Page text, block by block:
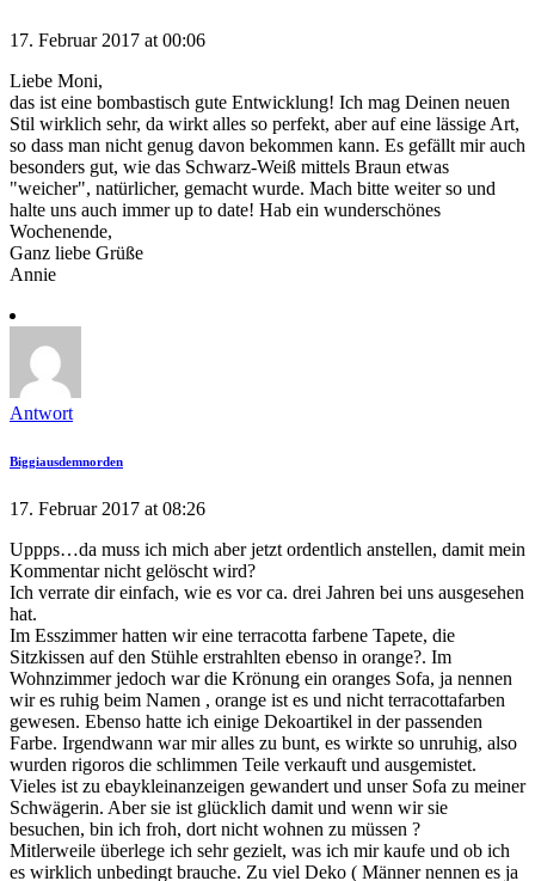
17. Februar 2017 at 00:06
Liebe Moni,
das ist eine bombastisch gute Entwicklung! Ich mag Deinen neuen
Stil wirklich sehr, da wirkt alles so perfekt, aber auf eine lässige Art,
so dass man nicht genug davon bekommen kann. Es gefällt mir auch
besonders gut, wie das Schwarz-Weiß mittels Braun etwas
"weicher", natürlicher, gemacht wurde. Mach bitte weiter so und
halte uns auch immer up to date! Hab ein wunderschönes
Wochenende,
Ganz liebe Grüße
Annie
Antwort
Biggiausdemnorden
17. Februar 2017 at 08:26
Uppps…da muss ich mich aber jetzt ordentlich anstellen, damit mein
Kommentar nicht gelöscht wird?
Ich verrate dir einfach, wie es vor ca. drei Jahren bei uns ausgesehen
hat.
Im Esszimmer hatten wir eine terracotta farbene Tapete, die
Sitzkissen auf den Stühle erstrahlten ebenso in orange?. Im
Wohnzimmer jedoch war die Krönung ein oranges Sofa, ja nennen
wir es ruhig beim Namen , orange ist es und nicht terracottafarben
gewesen. Ebenso hatte ich einige Dekoartikel in der passenden
Farbe. Irgendwann war mir alles zu bunt, es wirkte so unruhig, also
wurden rigoros die schlimmen Teile verkauft und ausgemistet.
Vieles ist zu ebaykleinanzeigen gewandert und unser Sofa zu meiner
Schwägerin. Aber sie ist glücklich damit und wenn wir sie
besuchen, bin ich froh, dort nicht wohnen zu müssen ?
Mitlerweile überlege ich sehr gezielt, was ich mir kaufe und ob ich
es wirklich unbedingt brauche. Zu viel Deko ( Männer nennen es ja